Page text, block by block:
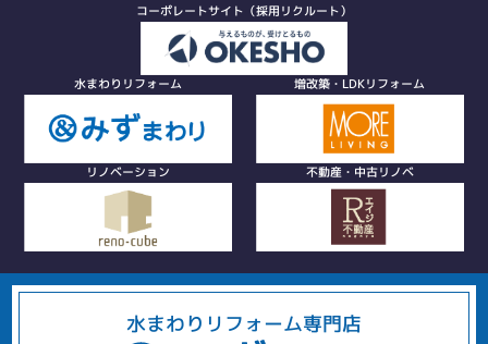
コーポレートサイト（採用リクルート）
水まわりリフォーム 増改築・LDKリフォーム
リノベーション 不動産・中古リノベ
水まわりリフォーム専門店